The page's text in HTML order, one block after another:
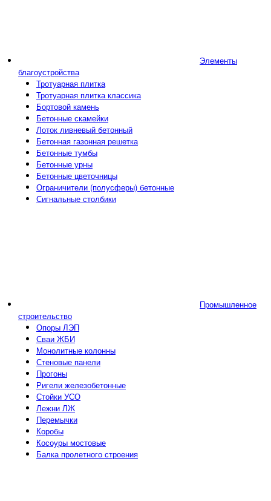
Элементы
благоустройства
Тротуарная плитка
Тротуарная плитка классика
Бортовой камень
Бетонные скамейки
Лоток ливневый бетонный
Бетонная газонная решетка
Бетонные тумбы
Бетонные урны
Бетонные цветочницы
Ограничители (полусферы) бетонные
Сигнальные столбики
Промышленное
строительство
Опоры ЛЭП
Сваи ЖБИ
Монолитные колонны
Стеновые панели
Прогоны
Ригели железобетонные
Стойки УСО
Лежни ЛЖ
Перемычки
Коробы
Косоуры мостовые
Балка пролетного строения